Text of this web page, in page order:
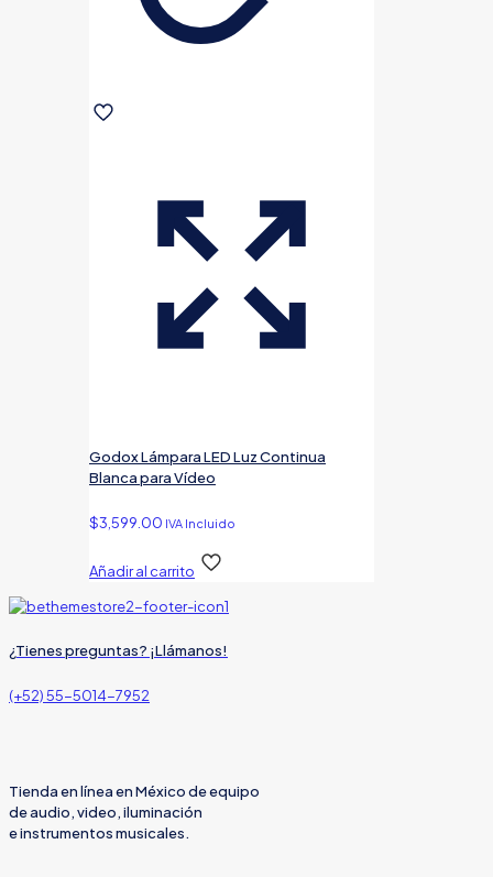
Godox Lámpara LED Luz Continua
Blanca para Vídeo
$3,599.00 IVA Incluido
Añadir al carrito
¿Tienes preguntas? ¡Llámanos!
(+52) 55-5014-7952
Tienda en línea en México de equipo
de audio, video, iluminación
e instrumentos musicales.